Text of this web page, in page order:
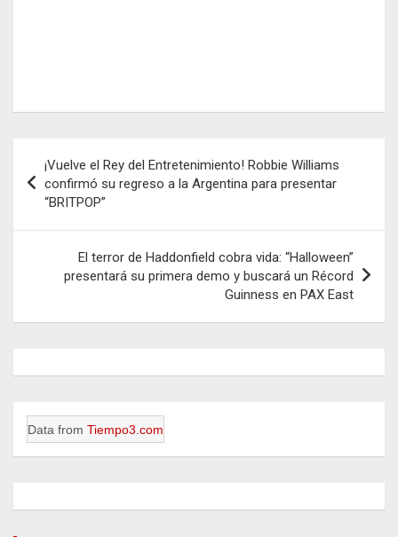
de
entradas
¡Vuelve el Rey del Entretenimiento! Robbie Williams
confirmó su regreso a la Argentina para presentar
“BRITPOP”
El terror de Haddonfield cobra vida: “Halloween”
presentará su primera demo y buscará un Récord
Guinness en PAX East
Data from Tiempo3.com